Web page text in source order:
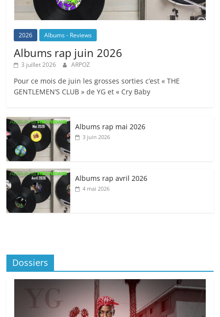
2026 Albums - Reviews
Albums rap juin 2026
3 juillet 2026 ARPOZ
Pour ce mois de juin les grosses sorties c’est « THE
GENTLEMEN’S CLUB » de YG et « Cry Baby
Albums rap mai 2026
3 juin 2026
Albums rap avril 2026
4 mai 2026
Dossiers